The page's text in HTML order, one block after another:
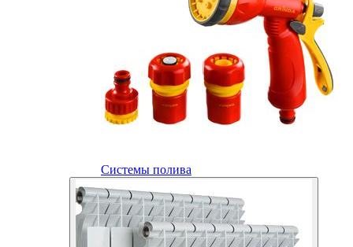
Системы полива